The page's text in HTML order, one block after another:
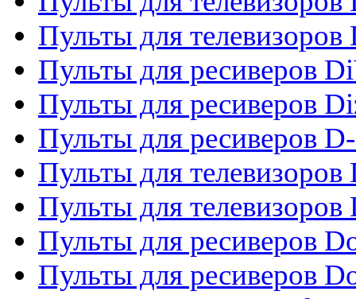
Пульты для телевизоров
Пульты для ресиверов
Пульты для ресиверов
Пульты для ресиверов
Пульты для телевизоров
Пульты для
Пульты для ресиверов
Пульты для ресиверов